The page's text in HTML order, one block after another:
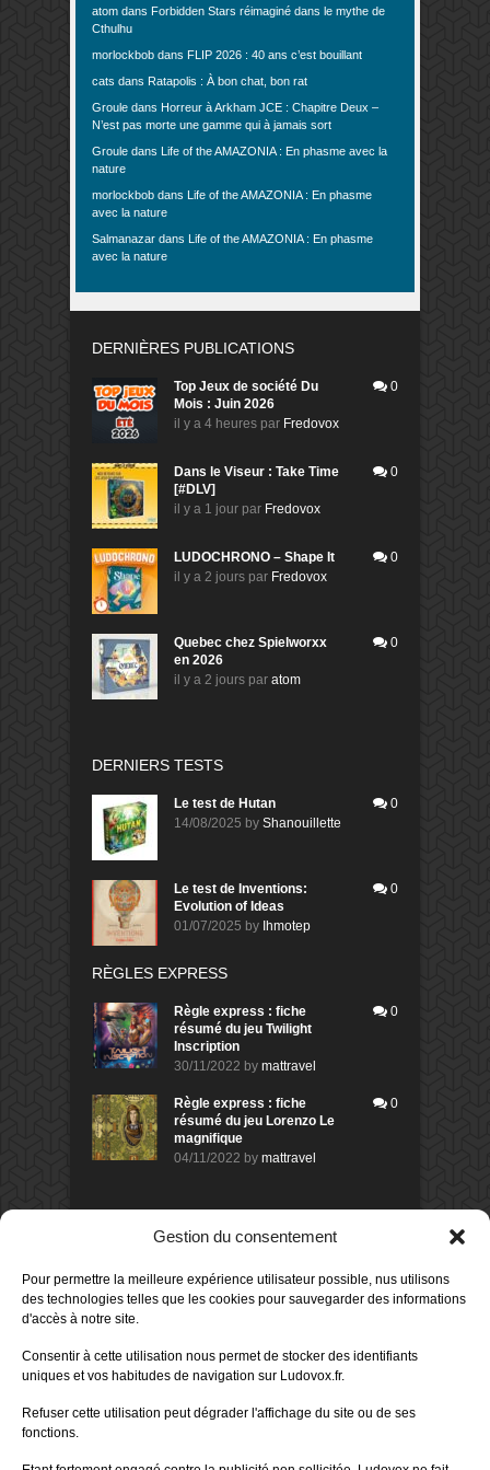
Gestion du consentement
Pour permettre la meilleure expérience utilisateur possible, nus utilisons
des technologies telles que les cookies pour sauvegarder des informations
d'accès à notre site.
Consentir à cette utilisation nous permet de stocker des identifiants
uniques et vos habitudes de navigation sur Ludovox.fr.
Refuser cette utilisation peut dégrader l'affichage du site ou de ses
fonctions.
atom dans Forbidden Stars réimaginé dans le mythe de
Cthulhu
morlockbob dans FLIP 2026 : 40 ans c’est bouillant
cats dans Ratapolis : À bon chat, bon rat
Groule dans Horreur à Arkham JCE : Chapitre Deux –
N’est pas morte une gamme qui à jamais sort
Groule dans Life of the AMAZONIA : En phasme avec la
nature
morlockbob dans Life of the AMAZONIA : En phasme
avec la nature
Salmanazar dans Life of the AMAZONIA : En phasme
avec la nature
DERNIÈRES PUBLICATIONS
Top Jeux de société Du
Mois : Juin 2026
il y a 4 heures par Fredovox
0
Dans le Viseur : Take Time
[#DLV]
il y a 1 jour par Fredovox
0
LUDOCHRONO – Shape It
il y a 2 jours par Fredovox
0
Quebec chez Spielworxx
en 2026
il y a 2 jours par atom
0
DERNIERS TESTS
Le test de Hutan
14/08/2025 by Shanouillette
0
Le test de Inventions:
Evolution of Ideas
01/07/2025 by Ihmotep
0
RÈGLES EXPRESS
Règle express : fiche
résumé du jeu Twilight
Inscription
30/11/2022 by mattravel
0
Règle express : fiche
résumé du jeu Lorenzo Le
magnifique
04/11/2022 by mattravel
0
DERNIERS AVIS DES MEMBRES
Avis de
Sur le jeu Collect!
il y a 1 jour
Avis demorlockbob
Sur le jeu Detective Box - Ciao
Publié leil y a 3 jours
80%